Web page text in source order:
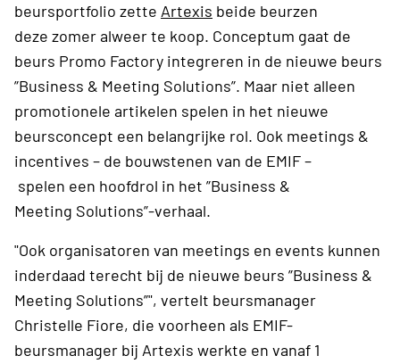
beursportfolio zette Artexis beide beurzen
deze zomer alweer te koop. Conceptum gaat de
beurs Promo Factory integreren in de nieuwe beurs
”Business & Meeting Solutions”. Maar niet alleen
promotionele artikelen spelen in het nieuwe
beursconcept een belangrijke rol. Ook meetings &
incentives – de bouwstenen van de EMIF –
spelen een hoofdrol in het ”Business &
Meeting Solutions”-verhaal.
"Ook organisatoren van meetings en events kunnen
inderdaad terecht bij de nieuwe beurs ”Business &
Meeting Solutions”", vertelt beursmanager
Christelle Fiore, die voorheen als EMIF-
beursmanager bij Artexis werkte en vanaf 1